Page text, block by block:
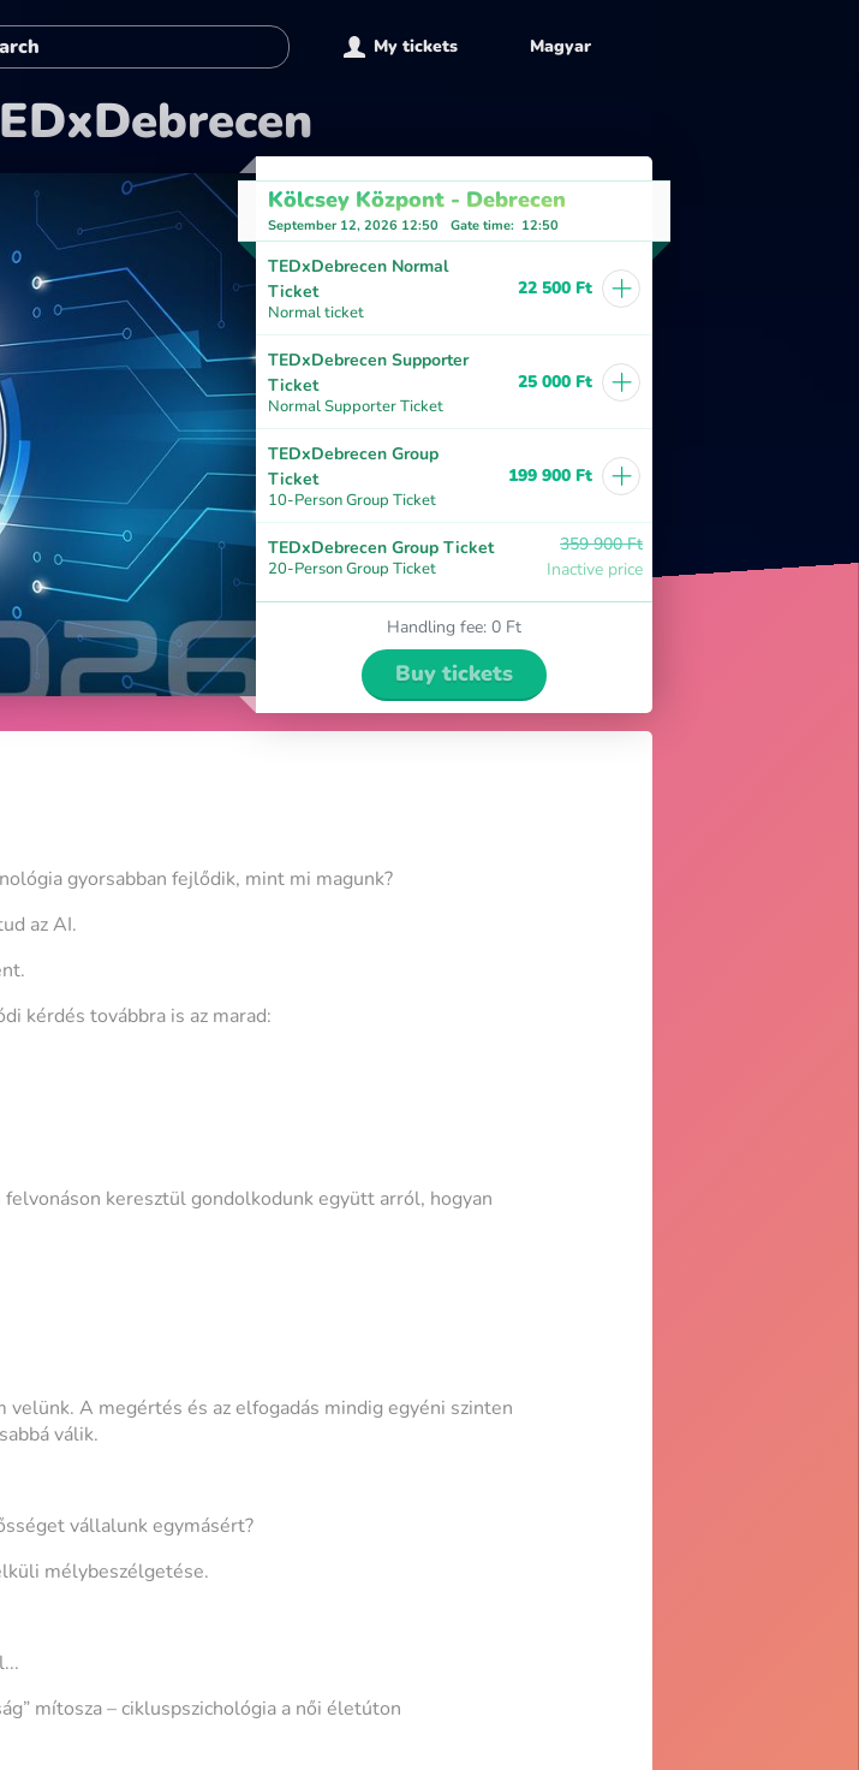
My tickets Magyar
Kölcsey Központ - Debrecen
September 12, 2026 12:50 Gate time: 12:50
TEDxDebrecen Normal
Ticket
Normal ticket
22 500 Ft +
TEDxDebrecen Supporter
Ticket
Normal Supporter Ticket
25 000 Ft +
TEDxDebrecen Group
Ticket
10-Person Group Ticket
199 900 Ft +
TEDxDebrecen Group Ticket
20-Person Group Ticket
359 900 Ft
Inactive price
Handling fee: 0 Ft
Buy tickets
gyorsabban fejlődik, mint mi magunk?
az AI.
kérdés továbbra is az marad:
keresztül gondolkodunk együtt arról, hogyan
A megértés és az elfogadás mindig egyéni szinten
válik.
vállalunk egymásért?
mélybeszélgetése.
mítosza – cikluspszichológia a női életúton